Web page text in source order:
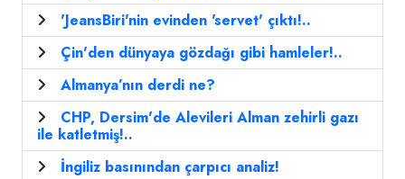
'JeansBiri'nin evinden 'servet' çıktı!..
Çin'den dünyaya gözdağı gibi hamleler!..
Almanya’nın derdi ne?
CHP, Dersim'de Alevileri Alman zehirli gazı
ile katletmiş!..
İngiliz basınından çarpıcı analiz!